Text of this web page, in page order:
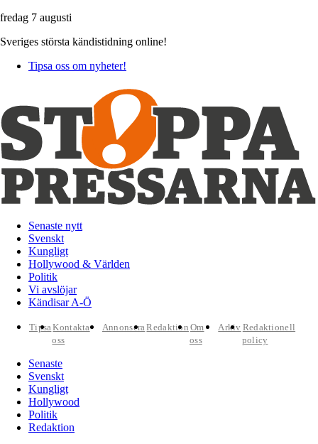
fredag 7 augusti
Sveriges största kändistidning online!
Tipsa oss om nyheter!
Senaste nytt
Svenskt
Kungligt
Hollywood & Världen
Politik
Vi avslöjar
Kändisar A-Ö
TipsaKontakta
oss
AnnonseraRedaktion Om
oss
Arkiv Redaktionell
policy
Senaste
Svenskt
Kungligt
Hollywood
Politik
Redaktion